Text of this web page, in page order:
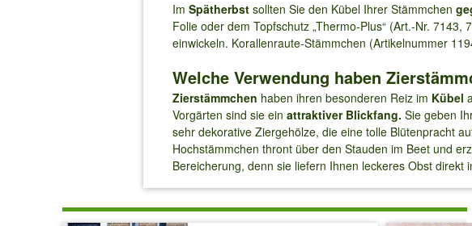
Im Spätherbst sollten Sie den Kübel Ihrer Stämmchen
Folie oder dem Topfschutz „Thermo-Plus“ (Art.-Nr.
einwickeln. Korallenraute-Stämmchen (Artikelnummer
Welche Verwendung haben
Zierstämmchen haben ihren besonderen Reiz im Kübel
Vorgärten sind sie ein attraktiver Blickfang. Sie geben
sehr dekorative Ziergehölze, die eine tolle Blütenpracht
Hochstämmchen thront über den Stauden im Beet und
Bereicherung, denn sie liefern Ihnen leckeres Obst direkt